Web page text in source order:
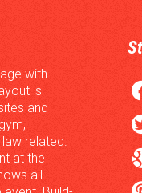
with
is
and
related.
at the
all